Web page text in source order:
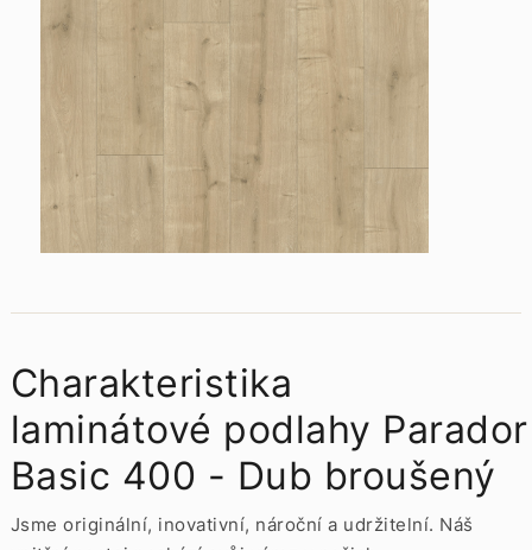
Charakteristika
laminátové podlahy Parador
Basic 400 - Dub broušený
Jsme originální, inovativní, nároční a udržitelní. Náš